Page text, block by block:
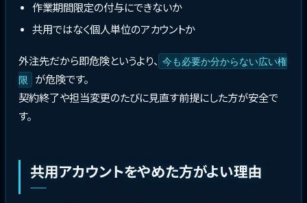
作業期間限定の付与にできないか
共用ではなく個人単位のアカウントか
外注先だから即危険というより、 今も必要か分からない広い権
限
が危険です。
契約終了や担当変更のたびに見直す前提にした方が安全で
す。
共用アカウントをやめた方がよい理由